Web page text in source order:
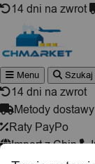
14 dni na zwrot
Wyszukiwarka
produktów
Menu Szukaj
14 dni na zwrot
Metody dostawy
Raty PayPo
Import z Chin